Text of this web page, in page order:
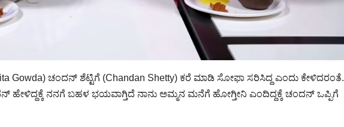
ಚಂದನ್ ಶೆಟ್ಟಿಗೆ (Chandan Shetty) ಕರೆ ಮಾಡಿ ಸೋಫಾ ಸರಿಸಿದ್ದ ಎಂದು ಕೇಳಿದರಂತೆ.
ಹೇಳಿದ್ದಕ್ಕೆ ನನಗೆ ಬಹಳ ಭಯವಾಗ್ತಿದೆ ನಾನು ಅಮ್ಮನ ಮನೆಗೆ ಹೋಗ್ತೀನಿ ಎಂದಿದ್ದಕ್ಕೆ ಚಂದನ್ ಒಪ್ಪಿಗೆ